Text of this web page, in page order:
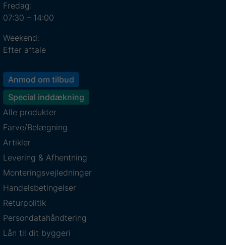
Fredag:
07:30 – 14:00
Weekend:
Efter aftale
Anmod om tilbud
Special inddækning
Alle produkter
Farve/Belægning
Artikler
Levering & Afhentning
Monteringsvejledninger
Handelsbetingelser
Returpolitik
Persondatahåndtering
Lån til dit byggeri